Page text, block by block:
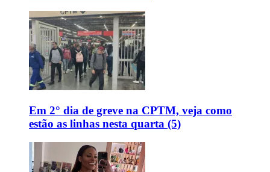
Em 2° dia de greve na CPTM, veja como
estão as linhas nesta quarta (5)